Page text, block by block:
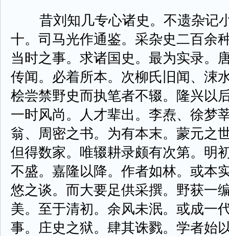
昔刘知几专心诸史。不遗杂记
十。司马光作通鉴。采杂史二百余
当时之事。求诸国史。最为实录。
传闻。必着所本。次柳氏旧闻、涑
桧尝禁野史而执笔者不辍。隆兴以
一时风尚。人才辈出。李焘、徐梦
翁、周密之书。为有本末。蒙元之
但得数家。唯辍耕录颇有次第。明
不盛。嘉隆以降。作者如林。或本
悠之谈。而大要足供采撰。野获一
美。至于清初。余风未泯。或成一
事。庄史之狱。肆其诛戮。学者始